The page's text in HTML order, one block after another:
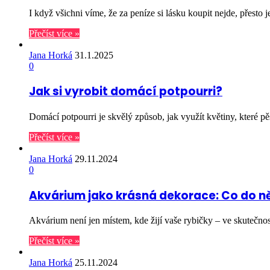
I když všichni víme, že za peníze si lásku koupit nejde,
Přečíst více »
Jana Horká 31.1.2025
0
Jak si vyrobit domácí potpourri?
Domácí potpourri je skvělý způsob, jak využít květiny, které
Přečíst více »
Jana Horká 29.11.2024
0
Akvárium jako krásná dekorace: Co do
Akvárium není jen místem, kde žijí vaše rybičky – ve
Přečíst více »
Jana Horká 25.11.2024